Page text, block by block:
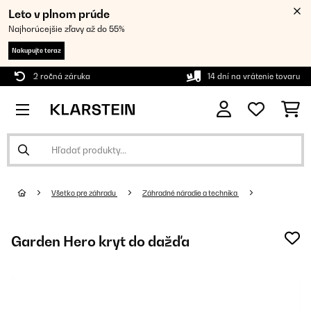
Leto v plnom prúde
Najhorúcejšie zľavy až do 55%
Nakupujte teraz
2 ročná záruka 14 dní na vrátenie tovaru
Všetko pre záhradu Záhradné náradie a technika
Garden Hero kryt do dažďa